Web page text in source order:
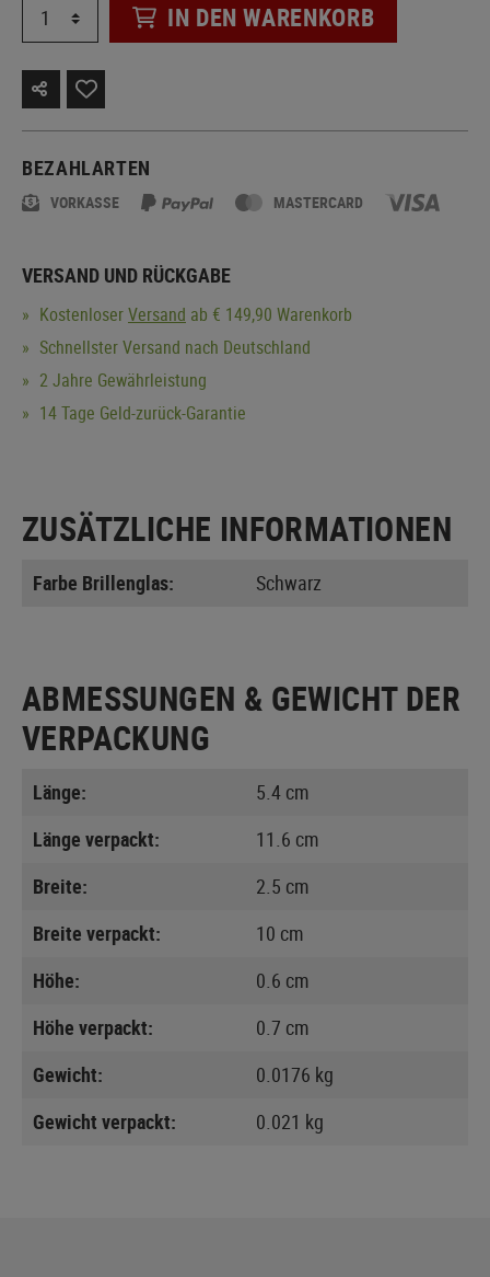
IN DEN WARENKORB
BEZAHLARTEN
VORKASSE MASTERCARD
VERSAND UND RÜCKGABE
KostenloserVersand ab € 149,90 Warenkorb
Schnellster Versand nach Deutschland
2 Jahre Gewährleistung
14 Tage Geld-zurück-Garantie
ZUSÄTZLICHE INFORMATIONEN
Farbe Brillenglas: Schwarz
ABMESSUNGEN & GEWICHT DER
VERPACKUNG
Länge:
5.4 cm
Länge verpackt:
11.6 cm
Breite:
2.5 cm
Breite verpackt:
10 cm
Höhe:
0.6 cm
Höhe verpackt:
0.7 cm
Gewicht:
0.0176 kg
Gewicht verpackt:
0.021 kg